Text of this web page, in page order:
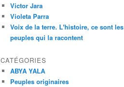
Victor Jara
Violeta Parra
Voix de la terre. L'histoire, ce sont les
peuples qui la racontent
CATÉGORIES
ABYA YALA
Peuples originaires